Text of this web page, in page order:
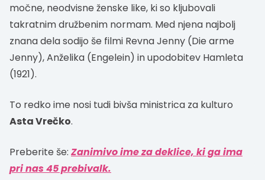
močne, neodvisne ženske like, ki so kljubovali
takratnim družbenim normam. Med njena najbolj
znana dela sodijo še filmi Revna Jenny (Die arme
Jenny), Anželika (Engelein) in upodobitev Hamleta
(1921).
To redko ime nosi tudi bivša ministrica za kulturo
Asta Vrečko.
Preberite še: Zanimivo ime za deklice, ki ga ima
pri nas 45 prebivalk.